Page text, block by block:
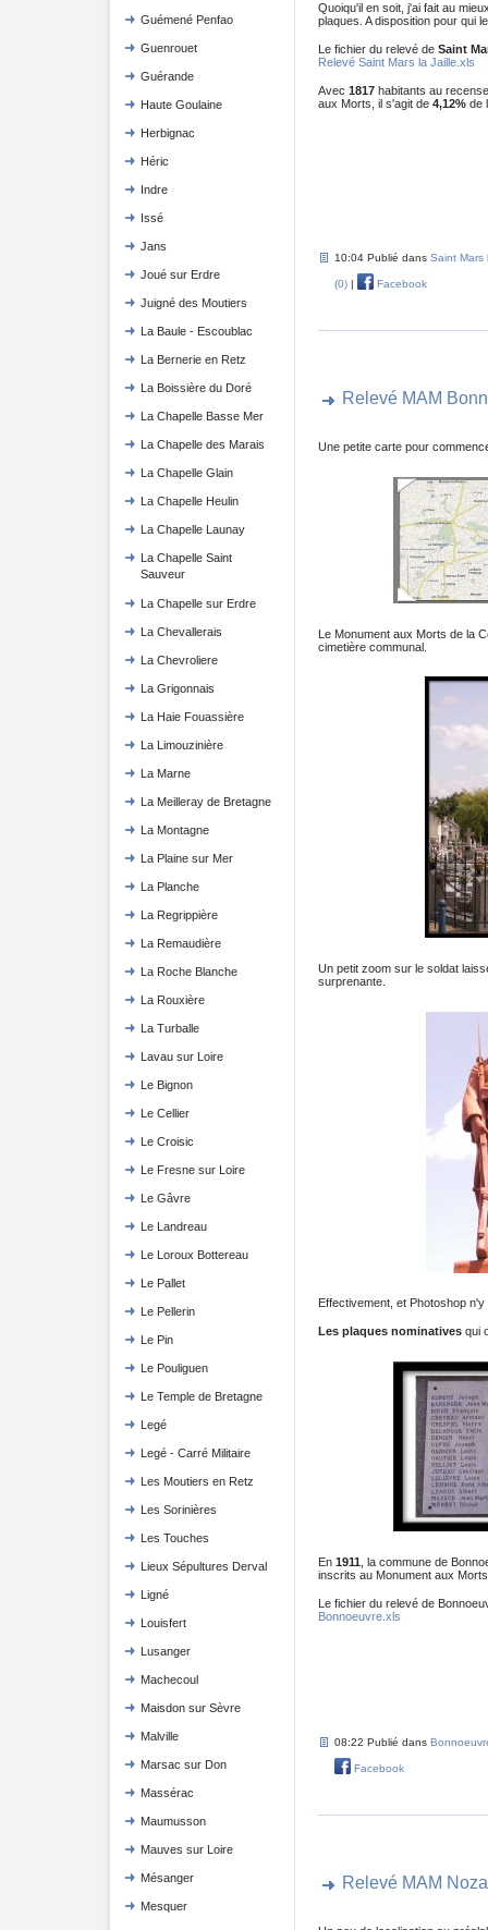
Guémené Penfao
Guenrouet
Guérande
Haute Goulaine
Herbignac
Héric
Indre
Issé
Jans
Joué sur Erdre
Juigné des Moutiers
La Baule - Escoublac
La Bernerie en Retz
La Boissière du Doré
La Chapelle Basse Mer
La Chapelle des Marais
La Chapelle Glain
La Chapelle Heulin
La Chapelle Launay
La Chapelle Saint
Sauveur
La Chapelle sur Erdre
La Chevallerais
La Chevroliere
La Grigonnais
La Haie Fouassière
La Limouzinière
La Marne
La Meilleray de Bretagne
La Montagne
La Plaine sur Mer
La Planche
La Regrippière
La Remaudière
La Roche Blanche
La Rouxière
La Turballe
Lavau sur Loire
Le Bignon
Le Cellier
Le Croisic
Le Fresne sur Loire
Le Gâvre
Le Landreau
Le Loroux Bottereau
Le Pallet
Le Pellerin
Le Pin
Le Pouliguen
Le Temple de Bretagne
Legé
Legé - Carré Militaire
Les Moutiers en Retz
Les Sorinières
Les Touches
Lieux Sépultures Derval
Ligné
Louisfert
Lusanger
Machecoul
Maisdon sur Sèvre
Malville
Marsac sur Don
Massérac
Maumusson
Mauves sur Loire
Mésanger
Mesquer
Quoiqu'il en soit, j'ai fait au
plaques. A disposition pour qui
Le fichier du relevé deSaint
Relevé Saint Mars la Jaille.xls
Avec 1817habitants au
aux Morts, il s'agit de 4,12%de
10:04 Publié dans Saint Mars
(0)| Facebook
Relevé MAM
Une petite carte pour
Le Monument aux Morts de la
cimetière communal.
Un petit zoom sur le soldat
surprenante.
Effectivement, et Photoshop
Les plaques nominativesqui
En 1911 , la commune de
inscrits au Monument aux
Le fichier du relevé de
Bonnoeuvre.xls
08:22 Publié dans
Facebook
Relevé MAM